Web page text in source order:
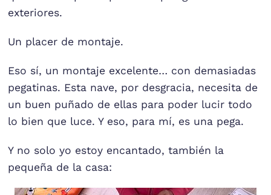
exteriores.
Un placer de montaje.
Eso sí, un montaje excelente… con demasiadas
pegatinas. Esta nave, por desgracia, necesita de
un buen puñado de ellas para poder lucir todo
lo bien que luce. Y eso, para mí, es una pega.
Y no solo yo estoy encantado, también la
pequeña de la casa: